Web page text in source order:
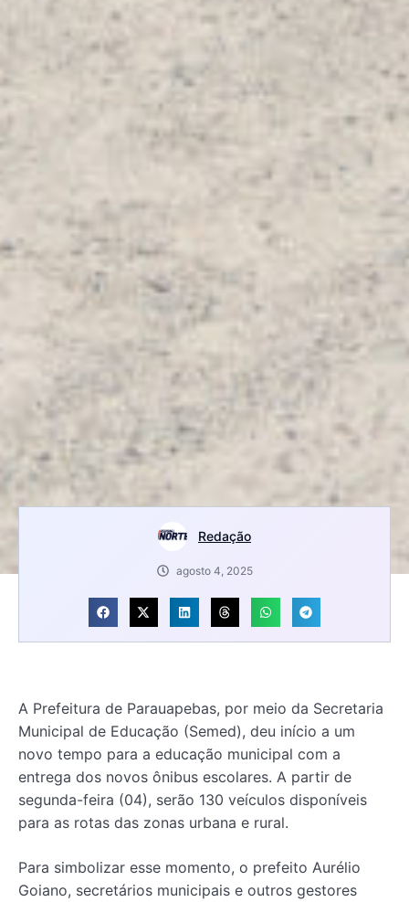
Redação
agosto 4, 2025
A Prefeitura de Parauapebas, por meio da Secretaria
Municipal de Educação (Semed), deu início a um
novo tempo para a educação municipal com a
entrega dos novos ônibus escolares. A partir de
segunda-feira (04), serão 130 veículos disponíveis
para as rotas das zonas urbana e rural.
Para simbolizar esse momento, o prefeito Aurélio
Goiano, secretários municipais e outros gestores